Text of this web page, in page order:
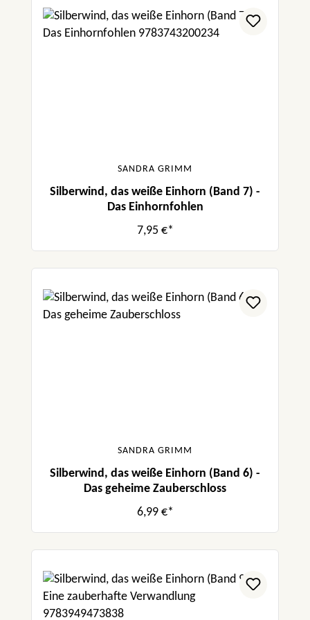
SANDRA GRIMM
Silberwind, das weiße Einhorn (Band 7) -
Das Einhornfohlen
7,95 €*
SANDRA GRIMM
Silberwind, das weiße Einhorn (Band 6) -
Das geheime Zauberschloss
6,99 €*